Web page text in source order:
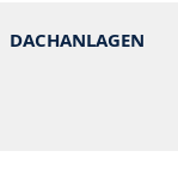
DACHANLAGEN